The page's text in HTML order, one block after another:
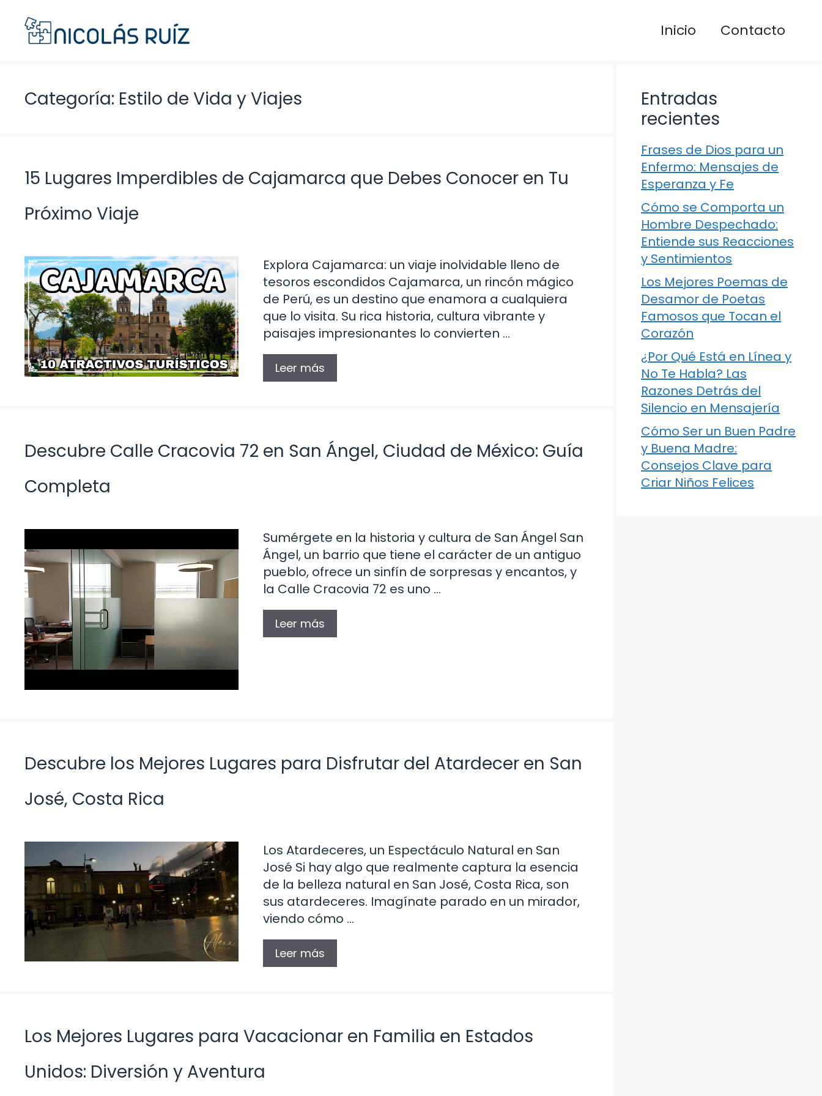
contenido
Inicio Contacto
Categoría: Estilo de Vida y Viajes
15 Lugares Imperdibles de Cajamarca que Debes Conocer en Tu
Próximo Viaje
Explora Cajamarca: un viaje inolvidable lleno de
tesoros escondidos Cajamarca, un rincón mágico
de Perú, es un destino que enamora a cualquiera
que lo visita. Su rica historia, cultura vibrante y
paisajes impresionantes lo convierten …
Leer más
Descubre Calle Cracovia 72 en San Ángel, Ciudad de México: Guía
Completa
Sumérgete en la historia y cultura de San Ángel San
Ángel, un barrio que tiene el carácter de un antiguo
pueblo, ofrece un sinfín de sorpresas y encantos, y
la Calle Cracovia 72 es uno …
Leer más
Descubre los Mejores Lugares para Disfrutar del Atardecer en San
José, Costa Rica
Los Atardeceres, un Espectáculo Natural en San
José Si hay algo que realmente captura la esencia
de la belleza natural en San José, Costa Rica, son
sus atardeceres. Imagínate parado en un mirador,
viendo cómo …
Leer más
Los Mejores Lugares para Vacacionar en Familia en Estados
Unidos: Diversión y Aventura
Entradas
recientes
Frases de Dios para un
Enfermo: Mensajes de
Esperanza y Fe
Cómo se Comporta un
Hombre Despechado:
Entiende sus Reacciones
y Sentimientos
Los Mejores Poemas de
Desamor de Poetas
Famosos que Tocan el
Corazón
¿Por Qué Está en Línea y
No Te Habla? Las
Razones Detrás del
Silencio en Mensajería
Cómo Ser un Buen Padre
y Buena Madre:
Consejos Clave para
Criar Niños Felices